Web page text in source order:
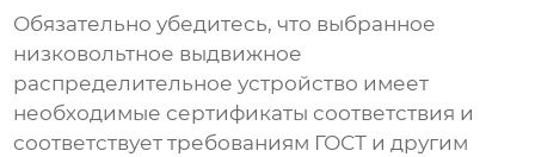
Обязательно убедитесь, что выбранное
низковольтное выдвижное
распределительное устройство имеет
необходимые сертификаты соответствия и
соответствует требованиям ГОСТ и другим